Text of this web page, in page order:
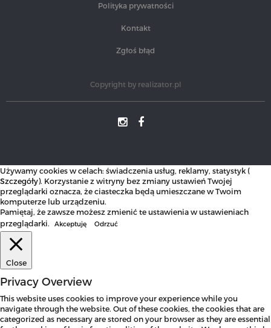
Polityka prywatności
Kontakt
Zgłoś błąd
Copyright by realizator.pl
Używamy cookies w celach: świadczenia usług, reklamy, statystyk (
Szczegóły). Korzystanie z witryny bez zmiany ustawień Twojej
przeglądarki oznacza, że ciasteczka będą umieszczane w Twoim
komputerze lub urządzeniu.
Pamiętaj, że zawsze możesz zmienić te ustawienia w ustawieniach
przeglądarki.
Akceptuję Odrzuć
Close
Privacy Overview
This website uses cookies to improve your experience while you
navigate through the website. Out of these cookies, the cookies that are
categorized as necessary are stored on your browser as they are essential